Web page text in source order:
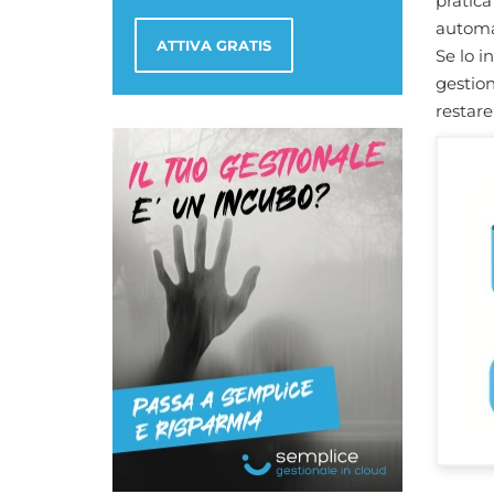
Se lo
ATTIVA GRATIS